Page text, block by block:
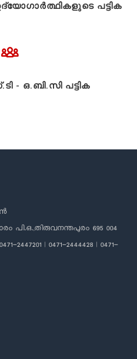
പട്ടിക
- ഒ.ബി.സി പട്ടിക
പി.ഒ.,തിരുവനന്തപുരം 695 004
2447201 | 0471-2444428 | 0471-